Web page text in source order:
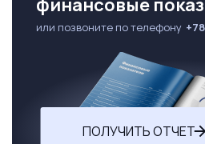
финансовые
или позвоните по телефону
ПОЛУЧИТЬ ОТЧЕТ